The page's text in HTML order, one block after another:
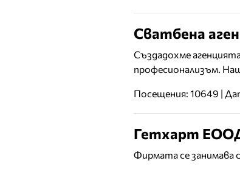
Сватбена
Създадохме
професионализъм.
Посещения: 10649 |
Гетхарт
Фирмата се занимава